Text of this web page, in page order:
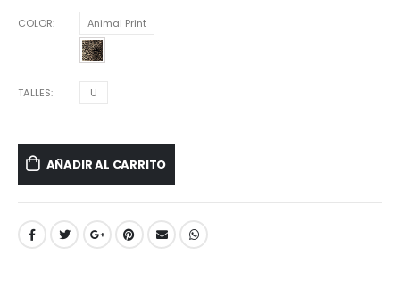
COLOR Animal Print
TALLES U
AÑADIR AL CARRITO